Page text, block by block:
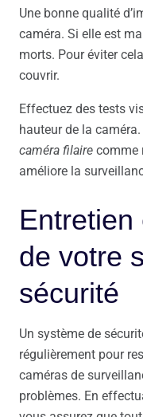
Une bonne qualité
caméra. Si elle est
morts. Pour éviter
couvrir.
Effectuez des tests
hauteur de la
caméra filaire comme
améliore la
de votre
sécurité
Un système de
régulièrement pour
caméras de
problèmes. En